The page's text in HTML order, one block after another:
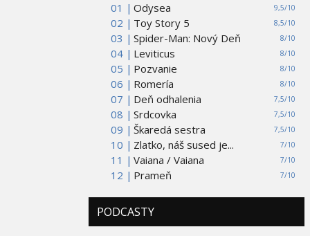
01 | 9,5/10
Odysea
02 |
8,5/10
Toy Story 5
03 |
8/10
Spider-Man: Nový Deň
04 |
8/10
Leviticus
05 |
8/10
Pozvanie
06 |
8/10
Romería
07 |
7,5/10
Deň odhalenia
08 |
7,5/10
Srdcovka
09 |
7,5/10
Škaredá sestra
10 |
7/10
Zlatko, náš sused je...
11 |
7/10
Vaiana / Vaiana
12 |
7/10
Prameň
PODCASTY